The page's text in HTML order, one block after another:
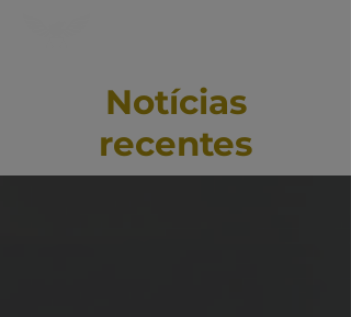
Notícias
recentes